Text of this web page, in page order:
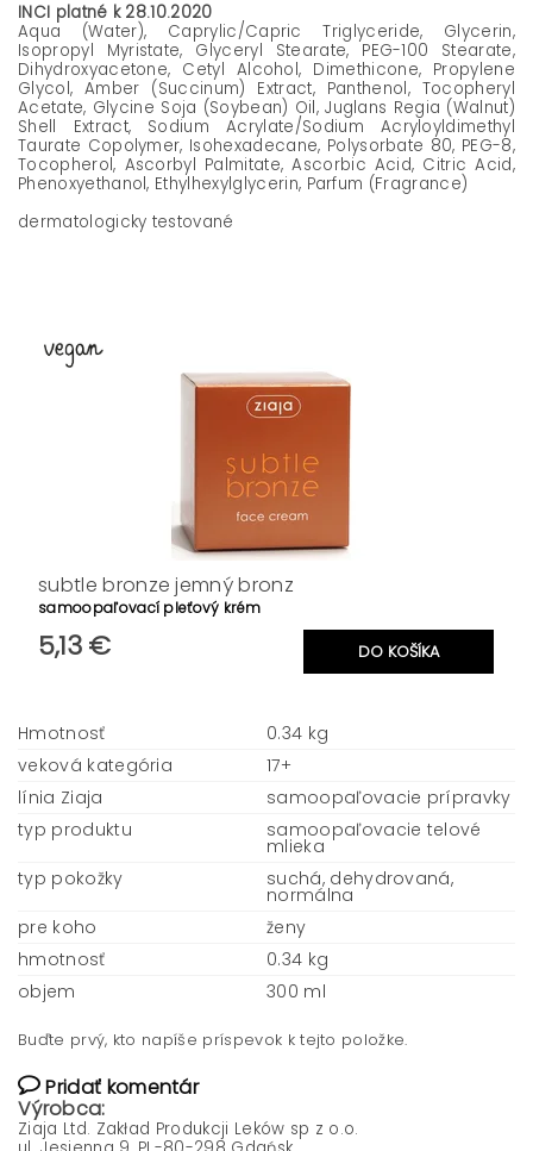
INCI platné k 28.10.2020
Aqua (Water), Caprylic/Capric Triglyceride, Glycerin,
Isopropyl Myristate, Glyceryl Stearate, PEG-100 Stearate,
Dihydroxyacetone, Cetyl Alcohol, Dimethicone, Propylene
Glycol, Amber (Succinum) Extract, Panthenol, Tocopheryl
Acetate, Glycine Soja (Soybean) Oil, Juglans Regia (Walnut)
Shell Extract, Sodium Acrylate/Sodium Acryloyldimethyl
Taurate Copolymer, Isohexadecane, Polysorbate 80, PEG-8,
Tocopherol, Ascorbyl Palmitate, Ascorbic Acid, Citric Acid,
Phenoxyethanol, Ethylhexylglycerin, Parfum (Fragrance)
dermatologicky testované
subtle bronze jemný bronz
samoopaľovací pleťový krém
5,13 €
Hmotnosť
0.34 kg
veková kategória
17+
línia Ziaja
samoopaľovacie prípravky
typ produktu
samoopaľovacie telové
mlieka
typ pokožky
suchá, dehydrovaná,
normálna
pre koho
ženy
hmotnosť
0.34 kg
objem
300 ml
Buďte prvý, kto napíše príspevok k tejto položke.
Pridať komentár
Výrobca:
Ziaja Ltd. Zakład Produkcji Leków sp z o.o.